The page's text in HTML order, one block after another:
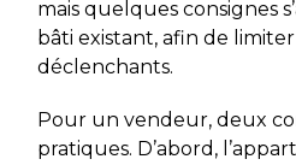
mais quelques consignes
bâti existant, afin de
déclenchants.
Pour un vendeur, deux
pratiques. D’abord,